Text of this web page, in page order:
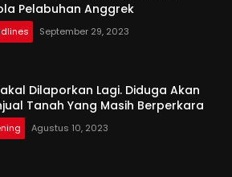
Pelabuhan Anggrek
September 29, 2023
Dilaporkan Lagi. Diduga Akan
Tanah Yang Masih Berperkara
Agustus 10, 2023